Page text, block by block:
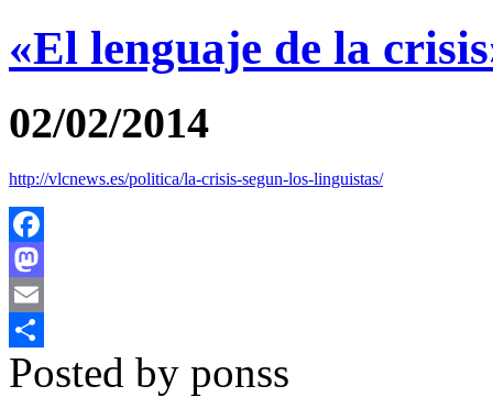
«El lenguaje de la
02/02/2014
http://vlcnews.es/politica/la-crisis-segun-los-linguistas/
Facebook
Mastodon
Email
Compartir
Posted by ponss